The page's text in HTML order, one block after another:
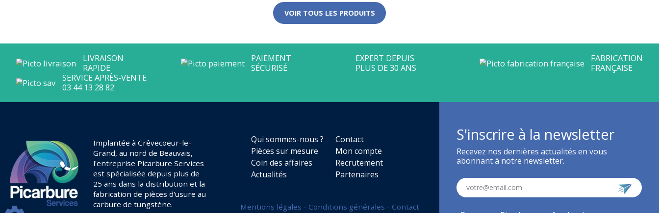
VOIR TOUS LES PRODUITS
Implantée à Crêvecoeur-le-
Grand, au nord de Beauvais,
l'entreprise Picarbure Services
est spécialisée depuis plus de
25 ans dans la distribution et la
fabrication de pièces d'usure au
carbure de tungstène.
Qui sommes-nous ?
Contact
Pièces sur mesure
Mon compte
Coin des affaires
Recrutement
Actualités
Partenaires
Mentions légales - Conditions générales - Contact
S'inscrire à la newsletter
Recevez nos dernières actualités en vous
abonnant à notre newsletter.
votre@email.com